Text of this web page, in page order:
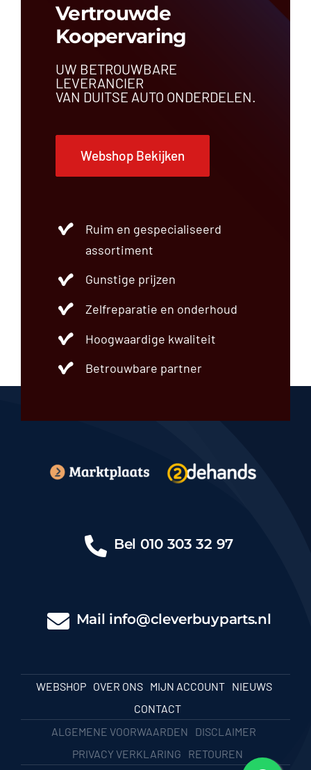
Vertrouwde
Koopervaring
UW BETROUWBARE
LEVERANCIER
VAN DUITSE AUTO ONDERDELEN.
Webshop Bekijken
Ruim en gespecialiseerd
assortiment
Gunstige prijzen
Zelfreparatie en onderhoud
Hoogwaardige kwaliteit
Betrouwbare partner
Bel 010 303 32 97
Mail info@cleverbuyparts.nl
WEBSHOP OVER ONS MIJN ACCOUNT
NIEUWS
CONTACT
ALGEMENE VOORWAARDEN
DISCLAIMER
PRIVACY VERKLARING
RETOUREN